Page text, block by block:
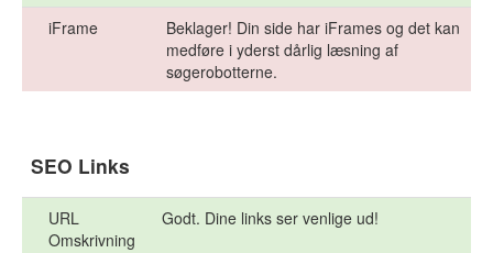
iFrame
Beklager! Din side har iFrames og det kan
medføre i yderst dårlig læsning af
søgerobotterne.
SEO Links
URL
Omskrivning
Godt. Dine links ser venlige ud!